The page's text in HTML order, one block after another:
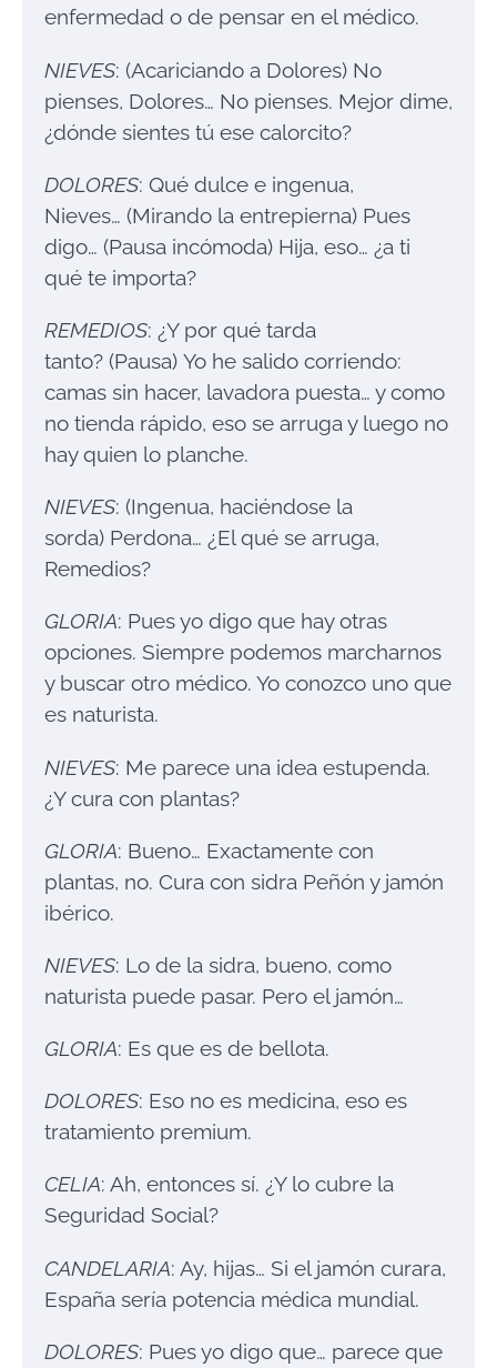
enfermedad o de pensar en el médico.
NIEVES: (Acariciando a Dolores) No
pienses, Dolores… No pienses. Mejor dime,
¿dónde sientes tú ese calorcito?
DOLORES: Qué dulce e ingenua,
Nieves… (Mirando la entrepierna) Pues
digo… (Pausa incómoda) Hija, eso… ¿a ti
qué te importa?
REMEDIOS: ¿Y por qué tarda
tanto? (Pausa) Yo he salido corriendo:
camas sin hacer, lavadora puesta… y como
no tienda rápido, eso se arruga y luego no
hay quien lo planche.
NIEVES: (Ingenua, haciéndose la
sorda) Perdona… ¿El qué se arruga,
Remedios?
GLORIA: Pues yo digo que hay otras
opciones. Siempre podemos marcharnos
y buscar otro médico. Yo conozco uno que
es naturista.
NIEVES: Me parece una idea estupenda.
¿Y cura con plantas?
GLORIA: Bueno… Exactamente con
plantas, no. Cura con sidra Peñón y jamón
ibérico.
NIEVES: Lo de la sidra, bueno, como
naturista puede pasar. Pero el jamón…
GLORIA: Es que es de bellota.
DOLORES: Eso no es medicina, eso es
tratamiento premium.
CELIA: Ah, entonces sí. ¿Y lo cubre la
Seguridad Social?
CANDELARIA: Ay, hijas… Si el jamón curara,
España sería potencia médica mundial.
DOLORES: Pues yo digo que… parece que